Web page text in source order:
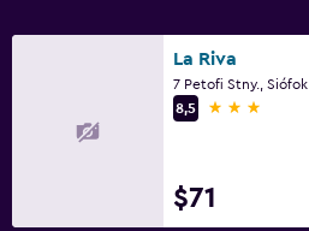
Almohada de plumas
Actividades
La Riva
7 Petofi Stny., Siófok
8,5
3 estrellas
$71